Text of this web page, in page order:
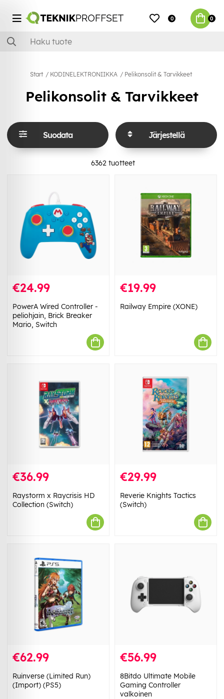
0 0
Start KODINELEKTRONIIKKA Pelikonsolit & Tarvikkeet
Pelikonsolit & Tarvikkeet
Suodata Järjestellä
6362 tuotteet
€24.99
PowerA Wired Controller -
peliohjain, Brick Breaker
Mario, Switch
€19.99
Railway Empire (XONE)
€36.99
Raystorm x Raycrisis HD
Collection (Switch)
€29.99
Reverie Knights Tactics
(Switch)
€62.99
Ruinverse (Limited Run)
(Import) (PS5)
€56.99
8Bitdo Ultimate Mobile
Gaming Controller
valkoinen